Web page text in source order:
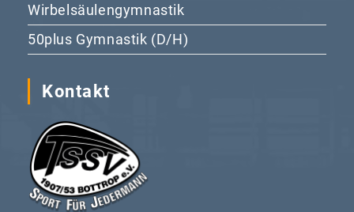
Wirbelsäulengymnastik
50plus Gymnastik (D/H)
Kontakt